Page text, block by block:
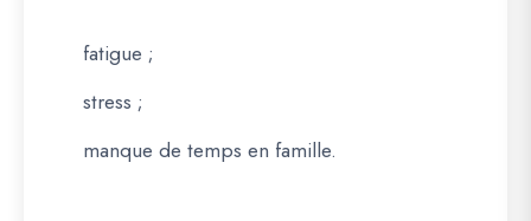
fatigue ;
stress ;
manque de temps en famille.